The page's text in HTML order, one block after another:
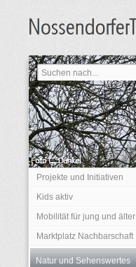
Projekte und Initiativen
Kids aktiv
Mobilität für jung und älter
Marktplatz Nachbarschaft
Natur und Sehenswertes